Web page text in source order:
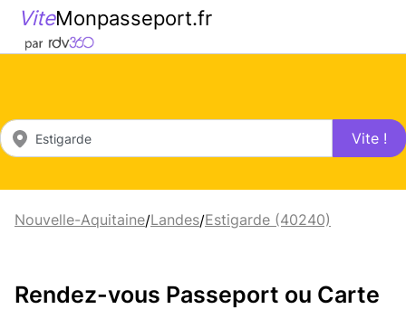
ViteMonpasseport.fr
Vite !
Nouvelle-Aquitaine/Landes/Estigarde (40240)
Rendez-vous Passeport ou Carte